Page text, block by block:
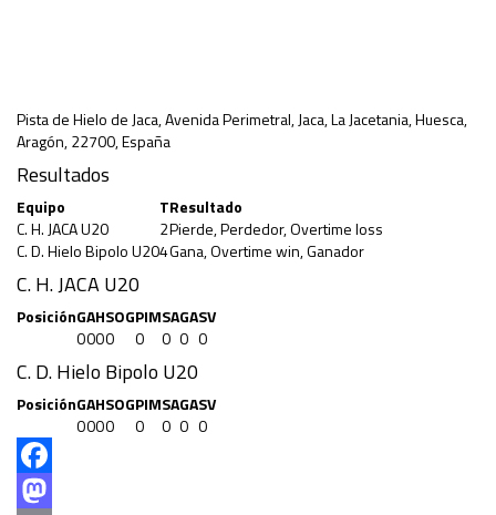
Pista de Hielo de Jaca, Avenida Perimetral, Jaca, La Jacetania, Huesca,
Aragón, 22700, España
Resultados
Equipo TResultado
C. H. JACA U20
2Pierde, Perdedor, Overtime loss
C. D. Hielo Bipolo U204Gana, Overtime win, Ganador
C. H. JACA U20
PosiciónGAHSOGPIMSAGASV
0000 0 0 0 0
C. D. Hielo Bipolo U20
PosiciónGAHSOGPIMSAGASV
0000 0 0 0 0
Facebook